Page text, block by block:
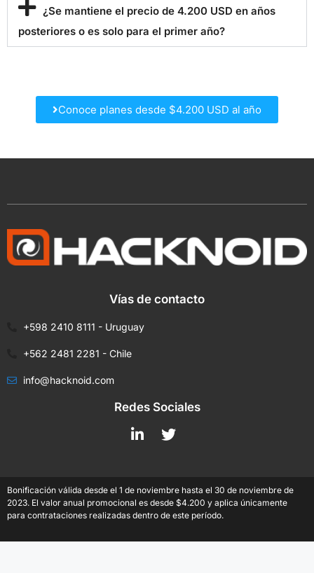
¿Se mantiene el precio de 4.200 USD en años
posteriores o es solo para el primer año?
Conoce planes desde $4.200 USD al año
Vías de contacto
+598 2410 8111 - Uruguay
+562 2481 2281 - Chile
info@hacknoid.com
Redes Sociales
Bonificación válida desde el 1 de noviembre hasta el 30 de noviembre de
2023. El valor anual promocional es desde $4.200 y aplica únicamente
para contrataciones realizadas dentro de este período.